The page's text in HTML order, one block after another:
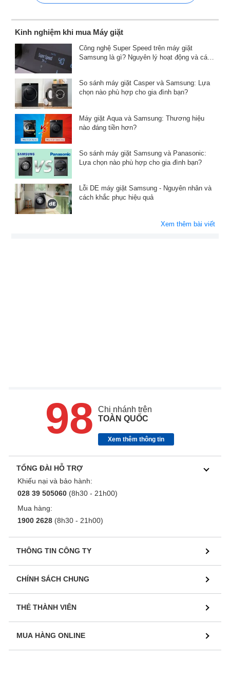
Kinh nghiệm khi mua Máy giặt
Công nghệ Super Speed trên máy giặt
Samsung là gì? Nguyên lý hoạt động và cách
So sánh máy giặt Casper và Samsung: Lựa
chọn nào phù hợp cho gia đình bạn?
Máy giặt Aqua và Samsung: Thương hiệu
nào đáng tiền hơn?
So sánh máy giặt Samsung và Panasonic:
Lựa chọn nào phù hợp cho gia đình bạn?
Lỗi DE máy giặt Samsung - Nguyên nhân và
cách khắc phục hiệu quả
Xem thêm bài viết
98
Chi nhánh trên
TOÀN QUỐC
Xem thêm thông tin
TỔNG ĐÀI HỖ TRỢ
Khiếu nại và bảo hành:
028 39 505060 (8h30 - 21h00)
Mua hàng:
1900 2628 (8h30 - 21h00)
THÔNG TIN CÔNG TY
CHÍNH SÁCH CHUNG
THẺ THÀNH VIÊN
MUA HÀNG ONLINE